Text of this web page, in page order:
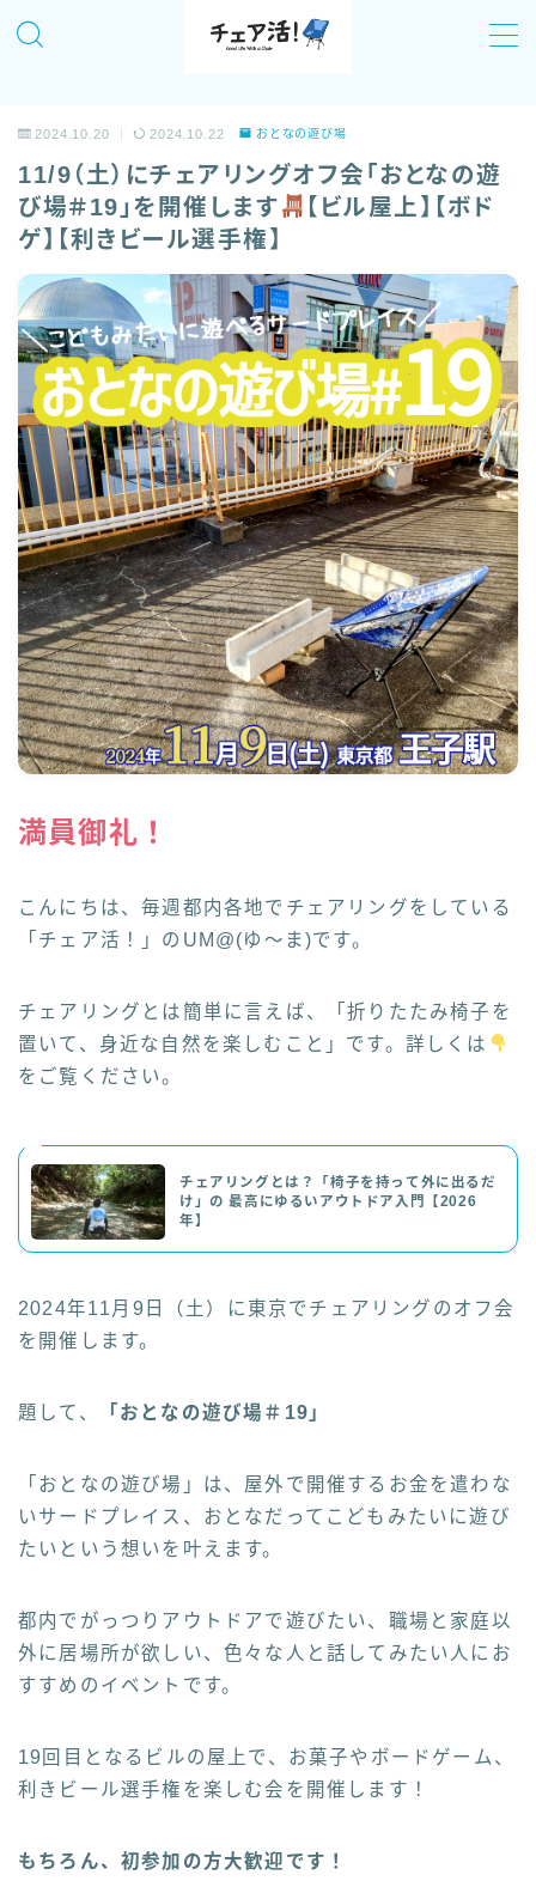
チェア活！について
記事一覧
全国のおすすめチェアリングスポットまとめ
「チェア活！」のイベント情報！
2024.10.20 2024.10.22 おとなの遊び場
11/9（土）にチェアリングオフ会「おとなの遊
び場＃19」を開催します
【ビル屋上】【ボド
ゲ】【利きビール選手権】
満員御礼！
こんにちは、毎週都内各地でチェアリングをしている
「チェア活！」のUM@(ゆ～ま)です。
チェアリングとは簡単に言えば、「折りたたみ椅子を
置いて、身近な自然を楽しむこと」です。詳しくは
をご覧ください。
チェアリングとは？「椅子を持って外に出るだ
け」の 最高にゆるいアウトドア入門【2026
年】
2024年11月9日（土）に東京でチェアリングのオフ会
を開催します。
題して、 「おとなの遊び場＃19」
「おとなの遊び場」は、屋外で開催するお金を遣わな
いサードプレイス、おとなだってこどもみたいに遊び
たいという想いを叶えます。
都内でがっつりアウトドアで遊びたい、職場と家庭以
外に居場所が欲しい、色々な人と話してみたい人にお
すすめのイベントです。
19回目となるビルの屋上で、お菓子やボードゲーム、
利きビール選手権を楽しむ会を開催します！
もちろん、初参加の方大歓迎です！